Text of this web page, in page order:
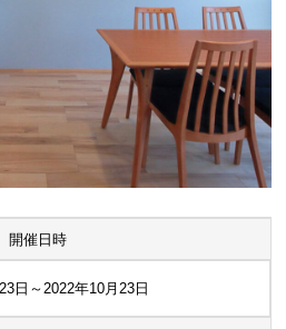
開催日時
日～2022年10月23日